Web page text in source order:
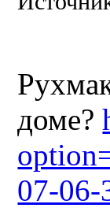
доме?
07-